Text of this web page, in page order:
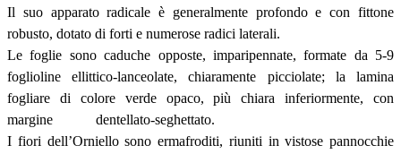
Il suo apparato radicale è generalmente profondo e con fittone
robusto, dotato di forti e numerose radici laterali.
Le foglie sono caduche opposte, imparipennate, formate da 5-9
foglioline ellittico-lanceolate, chiaramente picciolate; la lamina
fogliare di colore verde opaco, più chiara inferiormente, con
margine
dentellato-seghettato.
I fiori dell’Orniello sono ermafroditi, riuniti in vistose pannocchie